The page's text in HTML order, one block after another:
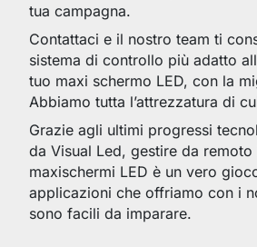
tua campagna.
Contattaci e il nostro team ti
sistema di controllo più adatto
tuo maxi schermo LED, con la
Abbiamo tutta l’attrezzatura di
Grazie agli ultimi progressi
da Visual Led, gestire da
maxischermi LED è un vero
applicazioni che offriamo con i
sono facili da imparare.